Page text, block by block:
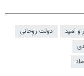
و امید
دولت روحانی